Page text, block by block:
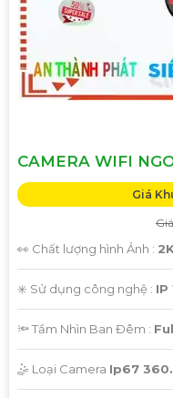
CAMERA WIFI
Giá
👀 Chất lượng hình Ảnh :
✳️ Sử dụng công nghệ : IP
🔦 Tầm Nhìn Ban Đêm :
🤹 Loại Camera Ip67 360.